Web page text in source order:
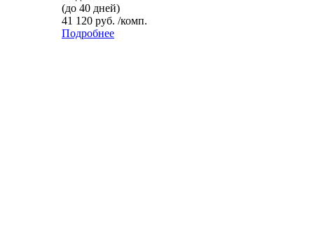
(до 40 дней)
41 120 руб. /комп.
Подробнее